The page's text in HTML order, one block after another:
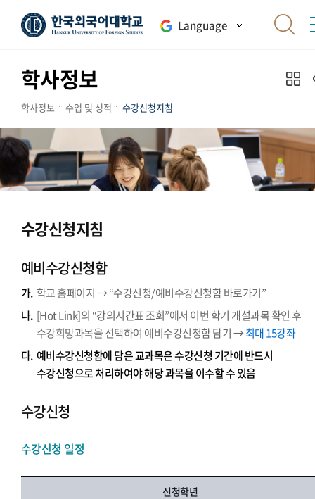
Language
학사정보
학사정보 수업 및 성적 수강신청지침
수강신청지침
예비수강신청함
가. 학교 홈페이지 → “수강신청/예비수강신청함 바로가기”
나. [Hot Link]의 “강의시간표 조회”에서 이번 학기 개설과목 확인 후
수강희망과목을 선택하여 예비수강신청함 담기 →최대 15강좌
다. 예비수강신청함에 담은 교과목은 수강신청 기간에 반드시
수강신청으로 처리하여야 해당 과목을 이수할 수 있음
수강신청
수강신청 일정
신청학년